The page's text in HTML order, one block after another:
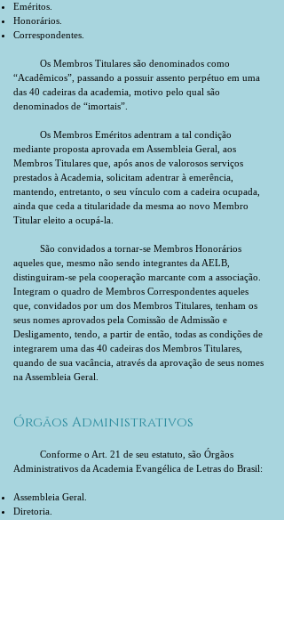
Eméritos.
Honorários.
Correspondentes.
Os Membros Titulares são denominados como
“Acadêmicos”, passando a possuir assento perpétuo em uma
das 40 cadeiras da academia, motivo pelo qual são
denominados de “imortais”.
Os Membros Eméritos adentram a tal condição
mediante proposta aprovada em Assembleia Geral, aos
Membros Titulares que, após anos de valorosos serviços
prestados à Academia, solicitam adentrar à emerência,
mantendo, entretanto, o seu vínculo com a cadeira ocupada,
ainda que ceda a titularidade da mesma ao novo Membro
Titular eleito a ocupá-la.
São convidados a tornar-se Membros Honorários
aqueles que, mesmo não sendo integrantes da AELB,
distinguiram-se pela cooperação marcante com a associação.
Integram o quadro de Membros Correspondentes aqueles
que, convidados por um dos Membros Titulares, tenham os
seus nomes aprovados pela Comissão de Admissão e
Desligamento, tendo, a partir de então, todas as condições de
integrarem uma das 40 cadeiras dos Membros Titulares,
quando de sua vacância, através da aprovação de seus nomes
na Assembleia Geral.
Órgãos Administrativos
Conforme o Art. 21 de seu estatuto, são Órgãos
Administrativos da Academia Evangélica de Letras do Brasil:
Assembleia Geral.
Diretoria.